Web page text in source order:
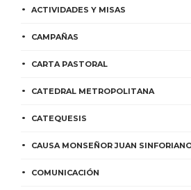
ACTIVIDADES Y MISAS
CAMPAÑAS
CARTA PASTORAL
CATEDRAL METROPOLITANA
CATEQUESIS
CAUSA MONSEÑOR JUAN
COMUNICACIÓN